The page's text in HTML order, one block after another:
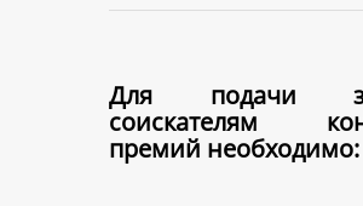
Для подачи
соискателям
премий необходимо: